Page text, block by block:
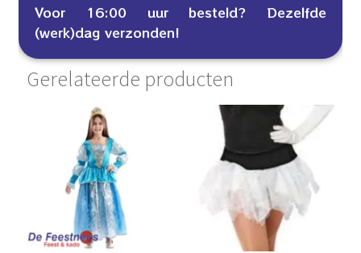
Voor 16:00 uur besteld? Dezelfde
(werk)dag verzonden!
Gerelateerde producten